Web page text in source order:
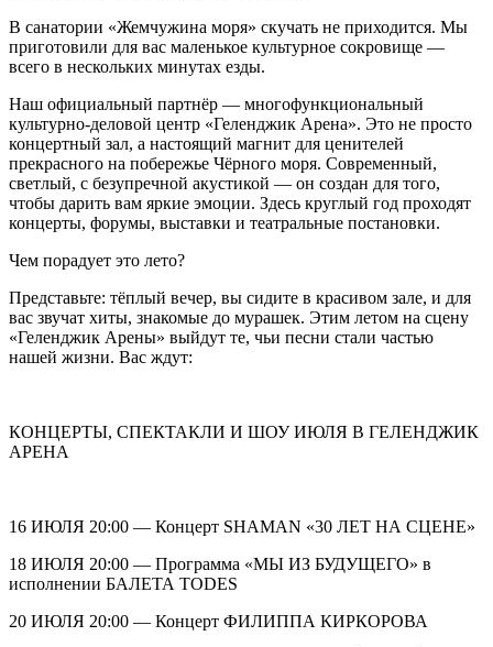
В санатории «Жемчужина моря» скучать не приходится. Мы
приготовили для вас маленькое культурное сокровище —
всего в нескольких минутах езды.
Наш официальный партнёр — многофункциональный
культурно-деловой центр «Геленджик Арена». Это не просто
концертный зал, а настоящий магнит для ценителей
прекрасного на побережье Чёрного моря. Современный,
светлый, с безупречной акустикой — он создан для того,
чтобы дарить вам яркие эмоции. Здесь круглый год проходят
концерты, форумы, выставки и театральные постановки.
Чем порадует это лето?
Представьте: тёплый вечер, вы сидите в красивом зале, и для
вас звучат хиты, знакомые до мурашек. Этим летом на сцену
«Геленджик Арены» выйдут те, чьи песни стали частью
нашей жизни. Вас ждут:
КОНЦЕРТЫ, СПЕКТАКЛИ И ШОУ ИЮЛЯ В ГЕЛЕНДЖИК
АРЕНА
16 ИЮЛЯ 20:00 — Концерт SHAMAN «30 ЛЕТ НА СЦЕНЕ»
18 ИЮЛЯ 20:00 — Программа «МЫ ИЗ БУДУЩЕГО» в
исполнении БАЛЕТА TODES
20 ИЮЛЯ 20:00 — Концерт ФИЛИППА КИРКОРОВА